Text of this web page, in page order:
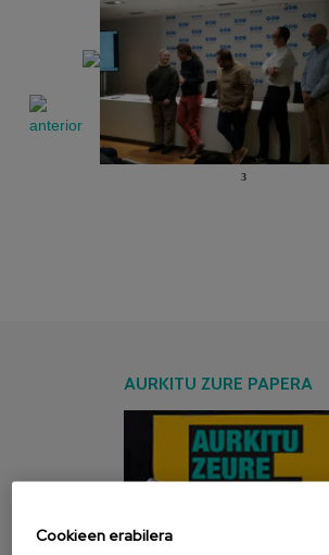
3
AURKITU ZURE PAPERA
Cookieen erabilera